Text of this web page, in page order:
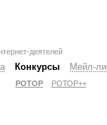
деятелей
Конкурсы Мейл-
РОТОР РОТОР++